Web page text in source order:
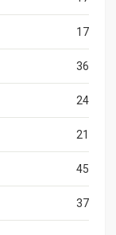
17
36
24
21
45
37